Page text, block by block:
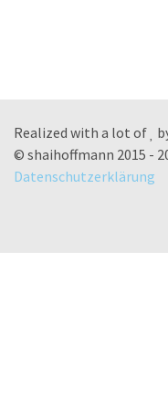
Realized with a lot of
© shaihoffmann 2015 -
Datenschutzerklärung